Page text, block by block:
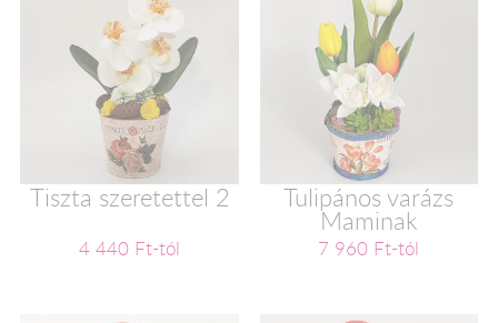
Tiszta szeretettel 2
4 440 Ft-tól
Tulipános varázs
Maminak
7 960 Ft-tól